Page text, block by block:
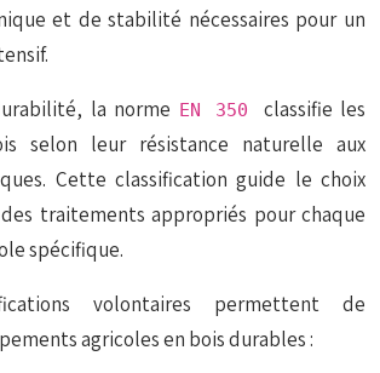
et de stabilité nécessaires pour un
la norme EN 350 classifie les
selon leur résistance naturelle aux
Cette classification guide le choix
traitements appropriés pour chaque
spécifique.
volontaires permettent de
agricoles en bois durables :